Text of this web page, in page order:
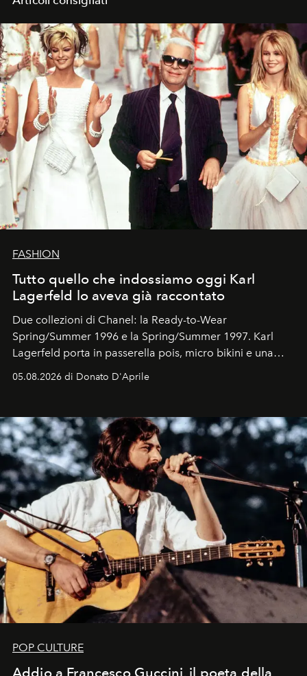
FASHION
Tutto quello che indossiamo oggi Karl
Lagerfeld lo aveva già raccontato
Due collezioni di Chanel: la Ready-to-Wear
Spring/Summer 1996 e la Spring/Summer 1997. Karl
Lagerfeld porta in passerella pois, micro bikini e una
logomania pensata per la spiaggia
Kate, Claudia e Carla una dietro l'altra. Trent'anni dopo,
uno dei documenti più contemporanei che abbiamo.
05.08.2026 di Donato D'Aprile
POP CULTURE
Addio a Francesco Guccini, il poeta della